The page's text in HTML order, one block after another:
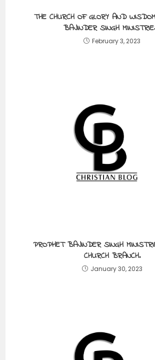
THE CHURCH OF GLORY AND
BAJINDER SINGH
February 3, 2023
PROPHET BAJINDER SINGH
CHURCH BRANCH.
January 30, 2023